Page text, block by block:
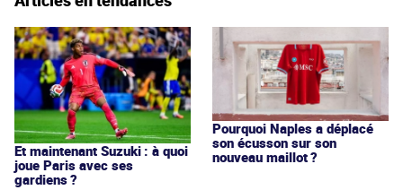
Et maintenant Suzuki : à quoi
joue Paris avec ses
gardiens ?
Pourquoi Naples a déplacé
son écusson sur son
nouveau maillot ?